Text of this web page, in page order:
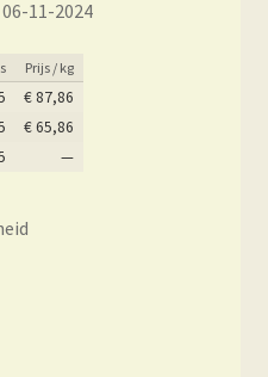
11-2024
Prijs / kg
€87,86
€65,86
—